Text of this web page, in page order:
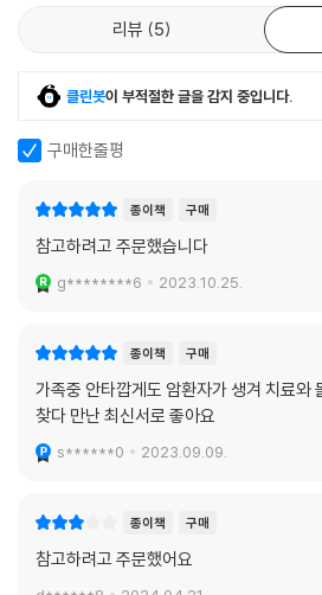
아이도 있다. 병도 마찬가지다. 병을 치료함
어떤 병이든 그 병에 대해 더 정확하게 알고,
적으로 나뉘는 암종이다. 치료 전략 역시 세부
까지 대부분의 담도암 논문에 인용되고 있다
여부에 대한 판단’에서 시작되는 이유가 여기
--- p.266~267
췌장담도암을 비롯해 많은 암들에서 이 예후
일일이 맞춤형 전략을 짜는, 이른바 ‘정밀의
영역 중 하나다. 단적인 예로 항암치료는 현
일률적으로 투여하는 수준이지만, 머지 않은
고 있는 모든 정보들(생리, 유전, 미생물, 행
환자에 맞는 약은 고용량으로, 그렇지 않은
우리 팀도 그간 수많은 담도암 치료 경험과
전 정보 분석을 통한 ‘담도암 정밀의학’ 세팅
가하고 있다. 아직은 더 많은 연구와 치료제
무작정 신뢰할 수도 없다. 광고를 가장한 가
위성 정보가 많은 탓이다. 치료와 회복에만
족들은 가짜 정보까지 구별해내야 하는 상황
이런 안타까운 상황을 보다 못한 전문가 3인
에서 가장 많은 췌장담도암 환자를 다학제로
가 쉽게 읽고 이해할 수 있는 책”을 염두에 두
기초지식부터 실제 사례까지 쉽게 설명되어 있
료·방사선치료는 각각 어떤 때에 시행되며
사례는 어땠는지 등이 보다 구체적으로 기술
는 것이 아닌, 수년간 쌓아온 데이터와 각종
인 형태로 구성되어 있어 췌장담도암을 공부
리뷰 5
클린봇이 부적절한 글을 감지 중입니다.
구매한줄평
종이책 구매
참고하려고 주문했습니다
g********6 2023.10.25.
종이책 구매
가족중 안타깝게도 암환자가 생겨 치료와
찾다 만난 최신서로 좋아요
s******0 2023.09.09.
종이책 구매
참고하려고 주문했어요